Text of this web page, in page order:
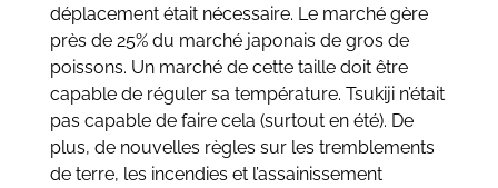
déplacement était nécessaire. Le marché gère
près de 25% du marché japonais de gros de
poissons. Un marché de cette taille doit être
capable de réguler sa température. Tsukiji n’était
pas capable de faire cela (surtout en été). De
plus, de nouvelles règles sur les tremblements
de terre, les incendies et l’assainissement